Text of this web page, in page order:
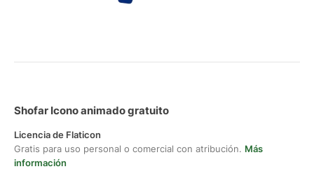
Shofar Icono animado gratuito
Licencia de Flaticon
Gratis para uso personal o comercial con atribución. Más
información